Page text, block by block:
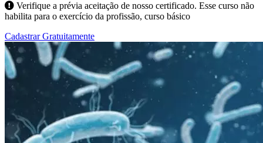
Verifique a prévia aceitação de nosso certificado. Esse curso não
habilita para o exercício da profissão, curso básico
Cadastrar Gratuitamente